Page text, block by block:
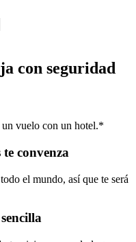
con seguridad
vuelo con un hotel.*
convenza
el mundo, así que te será